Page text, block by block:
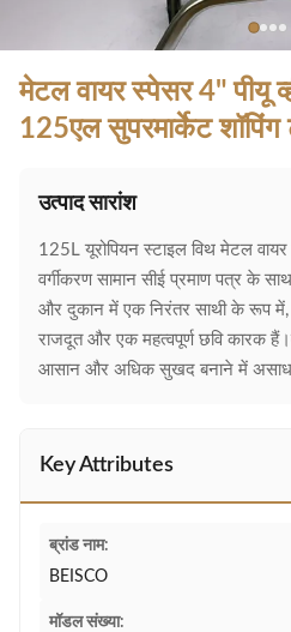
मेटल वायर स्पेसर 4" पीयू
125एल सुपरमार्केट शॉपिंग
उत्पाद सारांश
125L यूरोपियन स्टाइल विथ मेटल वायर
वर्गीकरण सामान सीई प्रमाण पत्र के
और दुकान में एक निरंतर साथी के रूप में,
राजदूत और एक महत्वपूर्ण छवि कारक
आसान और अधिक सुखद बनाने में
Key Attributes
ब्रांड नाम:
BEISCO
मॉडल संख्या: